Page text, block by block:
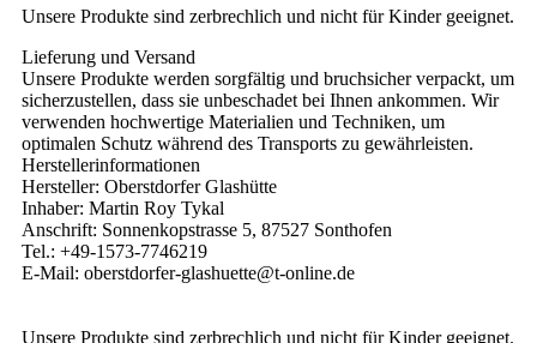
Unsere Produkte sind zerbrechlich und nicht für Kinder geeignet.
Lieferung und Versand
Unsere Produkte werden sorgfältig und bruchsicher verpackt, um
sicherzustellen, dass sie unbeschadet bei Ihnen ankommen. Wir
verwenden hochwertige Materialien und Techniken, um
optimalen Schutz während des Transports zu gewährleisten.
Herstellerinformationen
Hersteller: Oberstdorfer Glashütte
Inhaber: Martin Roy Tykal
Anschrift: Sonnenkopstrasse 5, 87527 Sonthofen
Tel.: +49-1573-7746219
E-Mail: oberstdorfer-glashuette@t-online.de
Unsere Produkte sind zerbrechlich und nicht für Kinder geeignet.